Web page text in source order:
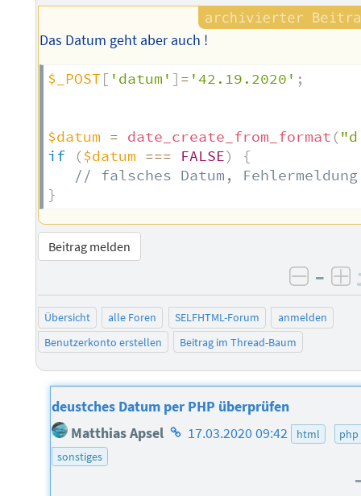
Das Datum geht aber auch !
$_POST [ 'datum' ] = '42.19.2020' ;
$datum = date_create_from_format (
if
($datum === FALSE)
{
// falsches Datum, Fehlermeldung
}
Beitrag melden
–
Übersicht alle Foren SELFHTML-Forum
anmelden
Benutzerkonto erstellen
Beitrag im Thread-Baum
deustches Datum per PHP überprüfen
Matthias Apsel Homepage
17.03.2020 09:42 html
php
sonstiges